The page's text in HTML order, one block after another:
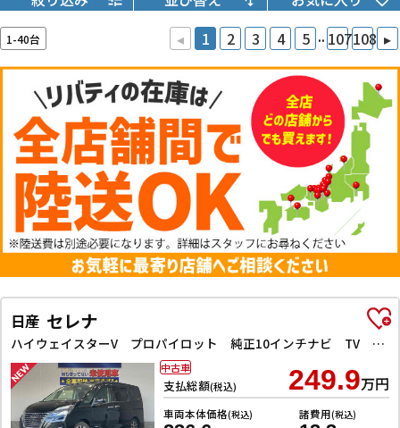
1-40台 ◂ 1 2 3 4 5 .. 107108 ▸
日産 セレナ
ハイウェイスターV プロパイロット 純正10インチナビ TV Bluetooth対応 アラウンドビューモニター 両側自動ドア 電子パーキング クルーズコントロール LEDヘッドライト 革巻きステアリング スマートキー
支払総額(税込) 249.9万円
車両本体価格(税込) 諸費用(税込)
中古車